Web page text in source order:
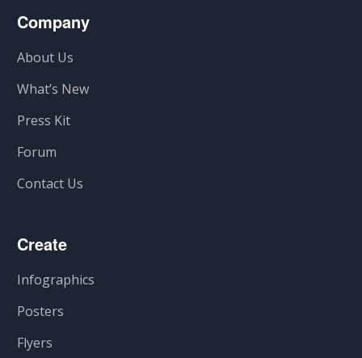
Company
About Us
What’s New
Press Kit
Forum
Contact Us
Create
Infographics
Posters
Flyers